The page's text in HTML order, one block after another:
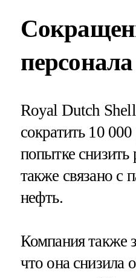
персонала
Royal Dutch
сократить 10
попытке снизить
также связано с
нефть.
Компания также
что она снизила